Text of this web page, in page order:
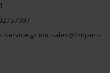
service.gr και sales@limperis-